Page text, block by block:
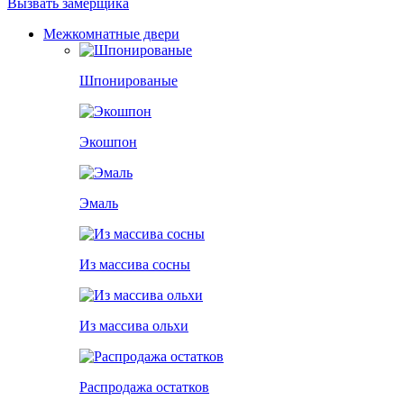
Вызвать замерщика
Межкомнатные двери
Шпонированые
Экошпон
Эмаль
Из массива сосны
Из массива ольхи
Распродажа остатков